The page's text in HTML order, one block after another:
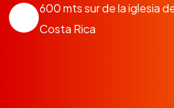
600 mts sur de la iglesia
Costa Rica